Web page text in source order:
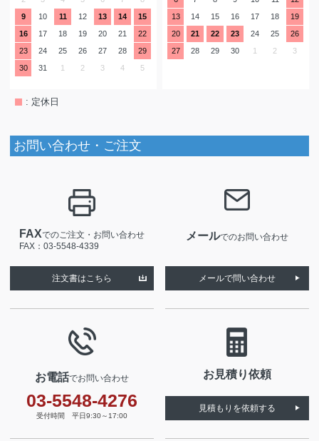
9
10 11 12 13 14
15
16
17 18 19 20 21
22
23
24 25 26 27 28
29
30
31 1 2 3 4 5
13
14 15 16 17 18
19
20
21 22 23 24 25
26
27
28 29 30 1 2 3
: 定休日
お問い合わせ・ご注文
FAXでのご注文・お問い合わせ
FAX：03-5548-4339
注文書はこちら
メールでのお問い合わせ
メールで問い合わせ
お電話でお問い合わせ
03-5548-4276
受付時間 平日9:30～17:00
お見積り依頼
見積もりを依頼する